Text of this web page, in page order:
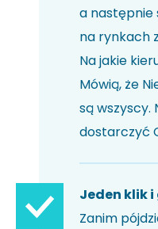
a następnie
na rynkach
Na jakie
Mówią, że
są wszyscy.
dostarczyć
Jeden klik
Zanim